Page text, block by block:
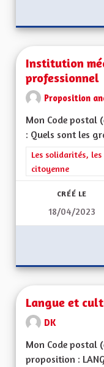
Institution
professionnel
Proposition
Mon Code postal
: Quels sont les
Filtrer les
Les solidarités,
citoyenne
CRÉÉ LE
18/04/2023
Langue et
DK
Mon Code postal
proposition :